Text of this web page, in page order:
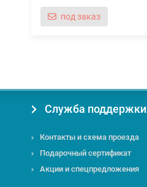
под заказ
Служба поддержки
Контакты и схема проезда
Подарочный сертификат
Акции и спецпредложения